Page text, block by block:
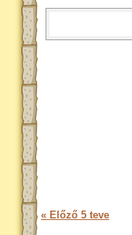
« Előző 5 teve